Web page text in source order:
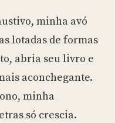
minha avó
lotadas de formas
abria seu livro e
aconchegante.
minha
só crescia.